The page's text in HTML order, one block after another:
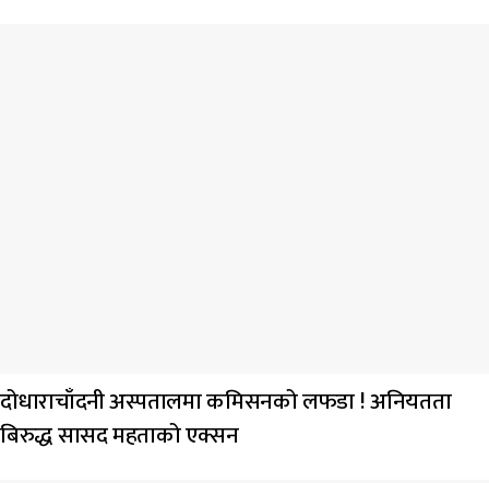
दोधाराचाँदनी अस्पतालमा कमिसनको लफडा ! अनियतता
बिरुद्ध सासद महताको एक्सन